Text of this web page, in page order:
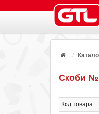
Скоби №
Код товара